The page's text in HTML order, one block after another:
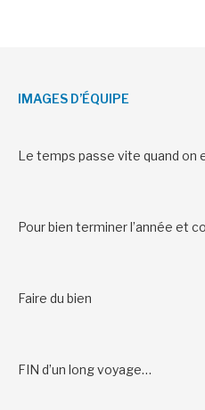
IMAGES D’ÉQUIPE
Le temps passe vite quand on
Pour bien terminer l’année et
Faire du bien
FIN d’un long voyage…